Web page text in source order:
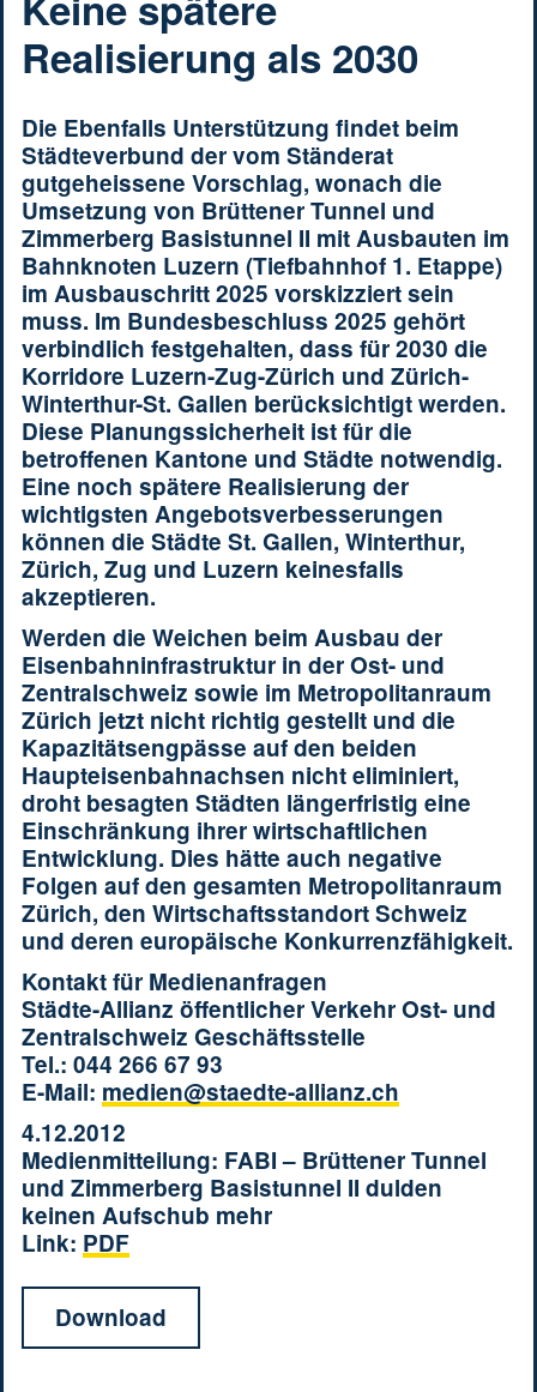
Realisierung als 2030
Die Ebenfalls Unterstützung findet beim
Städteverbund der vom Ständerat
gutgeheissene Vorschlag, wonach die
Umsetzung von Brüttener Tunnel und
Zimmerberg Basistunnel II mit Ausbauten im
Bahnknoten Luzern (Tiefbahnhof 1. Etappe)
im Ausbauschritt 2025 vorskizziert sein
muss. Im Bundesbeschluss 2025 gehört
verbindlich festgehalten, dass für 2030 die
Korridore Luzern-Zug-Zürich und Zürich-
Winterthur-St. Gallen berücksichtigt werden.
Diese Planungssicherheit ist für die
betroffenen Kantone und Städte notwendig.
Eine noch spätere Realisierung der
wichtigsten Angebotsverbesserungen
können die Städte St. Gallen, Winterthur,
Zürich, Zug und Luzern keinesfalls
akzeptieren.
Werden die Weichen beim Ausbau der
Eisenbahninfrastruktur in der Ost- und
Zentralschweiz sowie im Metropolitanraum
Zürich jetzt nicht richtig gestellt und die
Kapazitätsengpässe auf den beiden
Haupteisenbahnachsen nicht eliminiert,
droht besagten Städten längerfristig eine
Einschränkung ihrer wirtschaftlichen
Entwicklung. Dies hätte auch negative
Folgen auf den gesamten Metropolitanraum
Zürich, den Wirtschaftsstandort Schweiz
und deren europäische Konkurrenzfähigkeit.
Kontakt für Medienanfragen
Städte-Allianz öffentlicher Verkehr Ost- und
Zentralschweiz Geschäftsstelle
Tel.: 044 266 67 93
E-Mail: medien@staedte-allianz.ch
4.12.2012
Medienmitteilung: FABI – Brüttener Tunnel
und Zimmerberg Basistunnel II dulden
keinen Aufschub mehr
Link: PDF
Download